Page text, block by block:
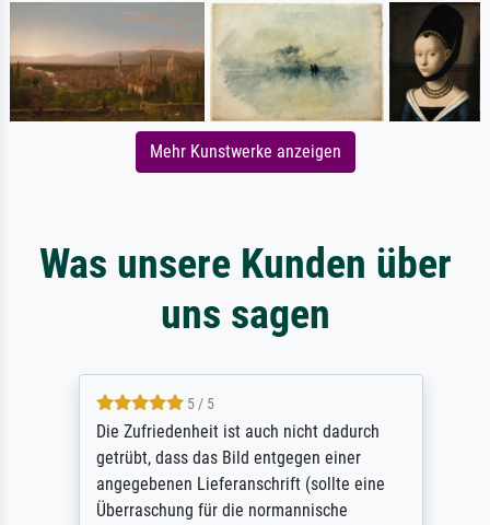
Mehr Kunstwerke anzeigen
Was unsere Kunden über
uns sagen
5 / 5
Die Zufriedenheit ist auch nicht dadurch
getrübt, dass das Bild entgegen einer
angegebenen Lieferanschrift (sollte eine
Überraschung für die normannische